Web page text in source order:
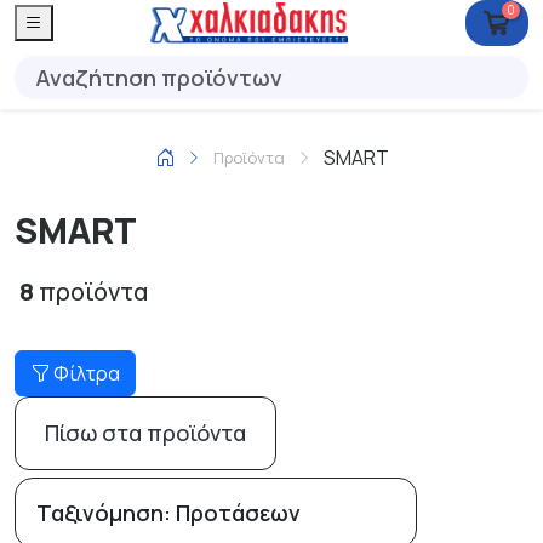
0
Προϊόντα SMART
SMART
8 προϊόντα
Φίλτρα
Πίσω στα προϊόντα